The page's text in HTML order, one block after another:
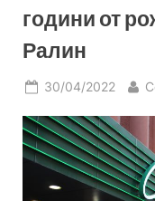
години от
Ралин
Posted
30/04/2022